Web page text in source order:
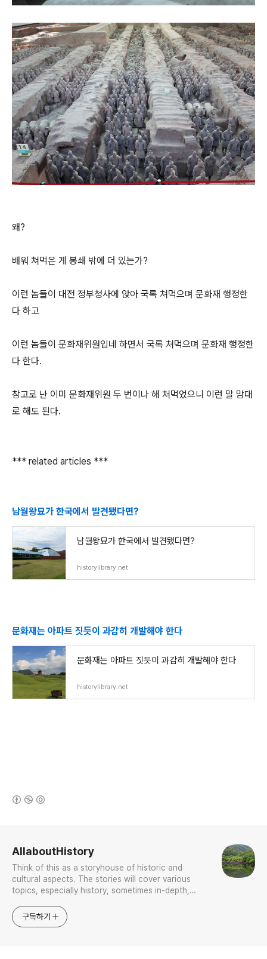
왜?
배워 쳐먹은 게 봉쇄 밖에 더 있는가?
이런 놈들이 대전 정부청사에 앉아 국록 쳐먹으며 문화재 행정한
다 하고
이런 놈들이 문화재위원입네 하면서 국록 쳐먹으며 문화재 행정한
다 한다.
참고로 난 이미 문화재위원 두 번이나 해 쳐먹었으니 이런 말 맘대
로 해도 된다.
*** related articles ***
남월왕묘가 한국에서 발견됐다면?
남월왕묘가 한국에서 발견됐다면?
historylibrary.net
문화재는 아파트 짓듯이 과감히 개발해야 한다
문화재는 아파트 짓듯이 과감히 개발해야 한다
historylibrary.net
AllaboutHistory
Think of this as a storyhouse of historic and
cultural aspects. The stories will cover various
topics, especially history, sometimes in-depth,
approach will be to resist any common sense or
generalized viewpoint
구독하기